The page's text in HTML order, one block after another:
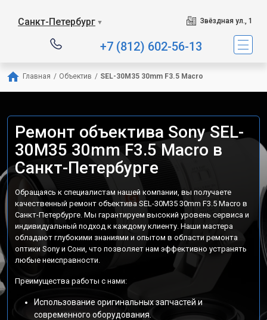
Санкт-Петербург ▼ Звёздная ул., 1
+7 (812) 602-56-13
Главная / Объектив / SEL-30M35 30mm F3.5 Macro
Ремонт объектива Sony SEL-
30M35 30mm F3.5 Macro в
Санкт-Петербурге
Обращаясь к специалистам нашей компании, вы получаете
качественный ремонт объектива SEL-30M35 30mm F3.5 Macro в
Санкт-Петербурге. Мы гарантируем высокий уровень сервиса и
индивидуальный подход к каждому клиенту. Наши мастера
обладают глубокими знаниями и опытом в области ремонта
оптики Sony и Сони, что позволяет нам эффективно устранять
любые неисправности.
Преимущества работы с нами:
Использование оригинальных запчастей и
современного оборудования.